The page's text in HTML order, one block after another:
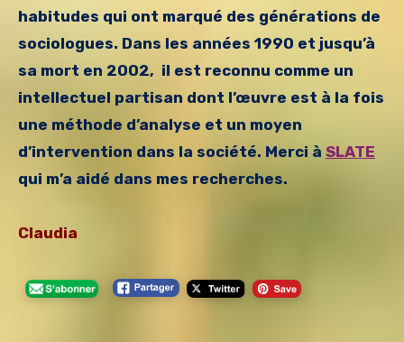
habitudes qui ont marqué des générations de
sociologues. Dans les années 1990 et jusqu’à
sa mort en 2002, il est reconnu comme un
intellectuel partisan dont l’œuvre est à la fois
une méthode d’analyse et un moyen
d’intervention dans la société. Merci à SLATE
qui m’a aidé dans mes recherches.
Claudia